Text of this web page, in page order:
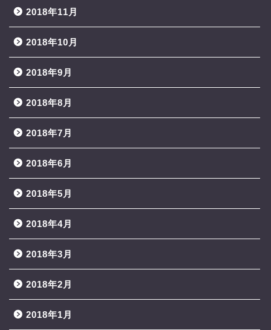
2018年11月
2018年10月
2018年9月
2018年8月
2018年7月
2018年6月
2018年5月
2018年4月
2018年3月
2018年2月
2018年1月